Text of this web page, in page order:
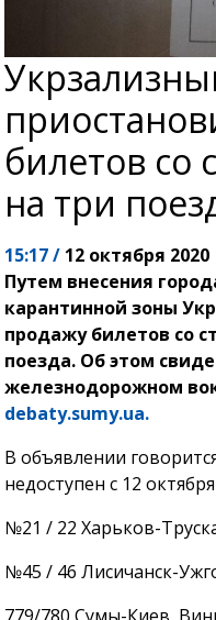
билетов со
на три
15:17 / 12 октября 2020
Путем внесения
карантинной зоны
продажу билетов со
поезда. Об этом
железнодорожном
debaty.sumy.ua.
В объявлении
недоступен с 12
№21 / 22 Харьков-
№45 / 46 Лисичанск-